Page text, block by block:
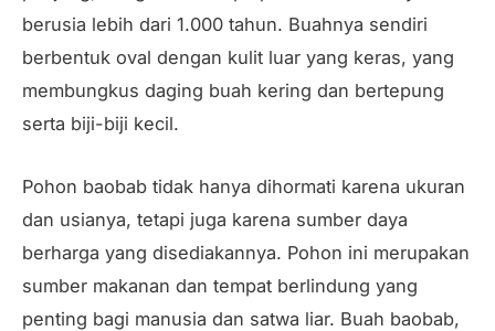
berusia lebih dari 1.000 tahun. Buahnya sendiri
berbentuk oval dengan kulit luar yang keras, yang
membungkus daging buah kering dan bertepung
serta biji-biji kecil.
Pohon baobab tidak hanya dihormati karena ukuran
dan usianya, tetapi juga karena sumber daya
berharga yang disediakannya. Pohon ini merupakan
sumber makanan dan tempat berlindung yang
penting bagi manusia dan satwa liar. Buah baobab,